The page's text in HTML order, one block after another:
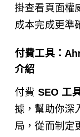
掛查看頁面權
成本完成更準
付費工具：
介紹
付費 SEO 工
據，幫助你深
局，從而制定